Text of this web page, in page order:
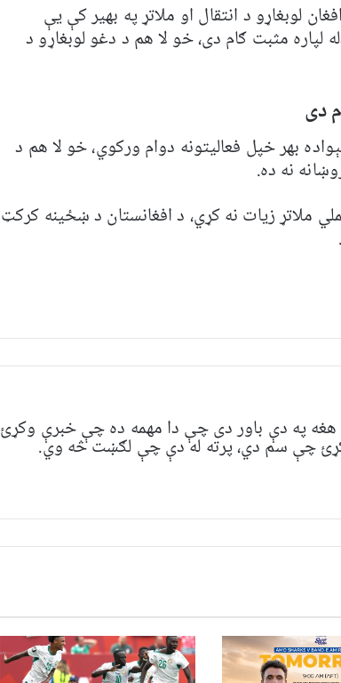
لوبغاړو د انتقال او ملاتړ په بهیر کې یې
لپاره مثبت ګام دی، خو لا هم د دغو لوبغاړو د
دی
بهر خپل فعالیتونه دوام ورکوي، خو لا هم د
نه ده.
ملاتړ زیات نه کړي، د افغانستان د ښځینه کرکټ
په ​​​​دې باور دی چې دا مهمه ده چې خبرې وکړئ
چې سم دي، پرته له دې چې لګښت څه وي.